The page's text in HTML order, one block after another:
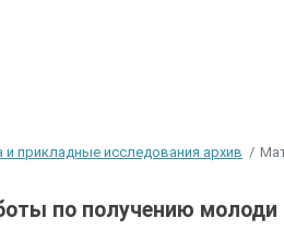
и прикладные исследования архив
по получению